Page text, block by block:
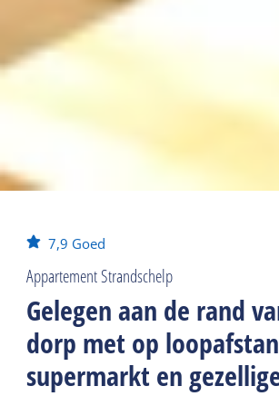
7,9 Goed
Appartement Strandschelp
Gelegen aan de rand
dorp met op
supermarkt en